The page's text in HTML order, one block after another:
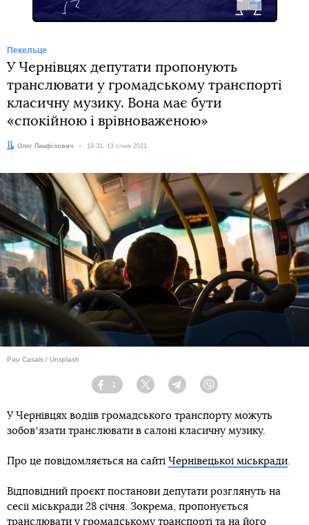
Пекельце
У Чернівцях депутати пропонують
транслювати у громадському транспорті
класичну музику. Вона має бути
«спокійною і врівноваженою»
Автор:
Олег Панфілович Дата:
19:31, 13 січня 2021
Pau Casals / Unsplash
Facebook
1
Twitter TelegramViber
У Чернівцях водіїв громадського транспорту можуть
зобовʼязати транслювати в салоні класичну музику.
Про це повідомляється на сайті Чернівецької міськради
Відповідний проєкт постанови депутати розглянуть на
сесії міськради 28 січня. Зокрема, пропонується
транслювати у громадському транспорті та на його